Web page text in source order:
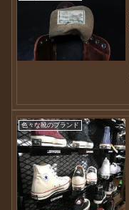
色々な靴のブランド